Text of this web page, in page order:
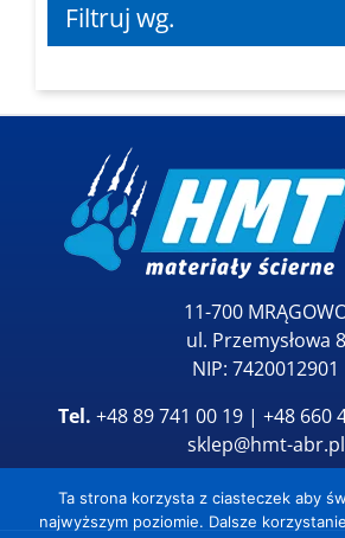
Filtruj wg.
11-700
ul. Przemysłowa 8
NIP: 7420012901
Tel. +48 89 741 00 19 | +48 660
sklep@hmt-abr.pl
Ta strona korzysta z ciasteczek aby
najwyższym poziomie. Dalsze